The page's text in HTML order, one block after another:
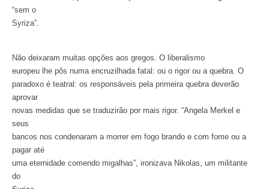
“sem o
Syriza”.
Não deixaram muitas opções aos gregos. O liberalismo
europeu lhe pôs numa encruzilhada fatal: ou o rigor ou a quebra. O
paradoxo é teatral: os responsáveis pela primeira quebra deverão
aprovar
novas medidas que se traduzirão por mais rigor. “Angela Merkel e
seus
bancos nos condenaram a morrer em fogo brando e com fome ou a
pagar até
uma eternidade comendo migalhas”, ironizava Nikolas, um militante
do